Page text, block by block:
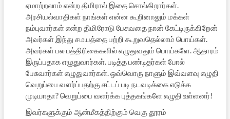
ஏமாற்றலாம் என்ற திமிரால் இதை சொல்கிறார்கள்.
அரசியல்வாதிகள் நாங்கள் என்ன கூறினாலும் மக்கள்
நம்புவார்கள் என்ற திமிரோடு பேசுவதை நான் கேட்டிருக்கிறேன்
அவர்கள் இந்து சமயத்தை பற்றி கூறுவதெல்லாம் பொய்கள்.
அவர்கள் பல பத்திரிகைகளில் எழுதுவதும் பொய்களே. ஆதாரம்
இருப்பதாக எழுதுவார்கள். படித்த பண்டிதர்கள் போல்
பேசுவார்கள் எழுதுவார்கள். ஒவ்வொரு நாளும் இவ்வளவு எழுதி
வெறுப்பை வளர்ப்பதற்கு சட்டப் படி நடவடிக்கை எடுக்க
முடியாதா? வெறுப்பை வளர்க்க புத்தகங்களே எழுதி உள்ளனர்!
இவர்களுக்கும் ஆன்மீகத்திற்கும் வெகு தூரம்